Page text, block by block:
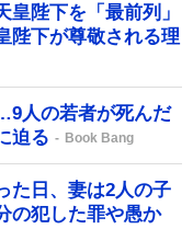
陛下を「最前列」
下が尊敬される理
人の若者が死んだ
迫る
Book Bang
た日、妻は2人の子
の犯した罪や愚か